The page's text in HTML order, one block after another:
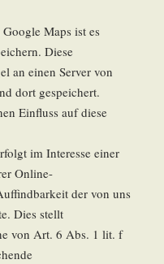
Maps ist es
Diese
an einen Server von
dort gespeichert.
Einfluss auf diese
im Interesse einer
Online-
der von uns
Dies stellt
von Art. 6 Abs. 1 lit. f